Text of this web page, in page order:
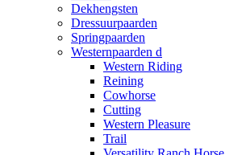
Dekhengsten
Dressuurpaarden
Springpaarden
Westernpaarden d
Western Riding
Reining
Cowhorse
Cutting
Western Pleasure
Trail